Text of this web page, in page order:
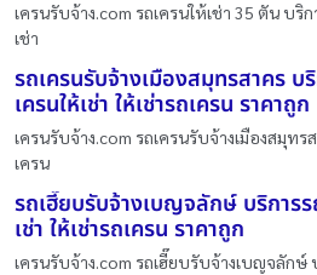
เครนรับจ้าง.com รถเครนให้เช่า 35 ตัน บริ
เช่า
รถเครนรับจ้างเมืองสมุทรสาคร บ
เครนให้เช่า ให้เช่ารถเครน ราคาถูก
เครนรับจ้าง.com รถเครนรับจ้างเมืองสมุทร
เครน
รถเฮี๊ยบรับจ้างเบญจลักษ์ บริการร
เช่า ให้เช่ารถเครน ราคาถูก
เครนรับจ้าง.com รถเฮี๊ยบรับจ้างเบญจลักษ์